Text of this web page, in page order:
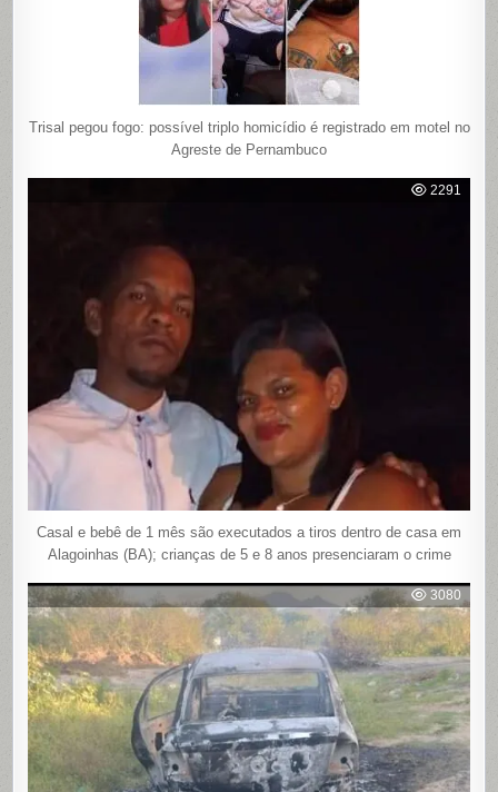
Trisal pegou fogo: possível triplo homicídio é registrado em motel no
Agreste de Pernambuco
2291
Casal e bebê de 1 mês são executados a tiros dentro de casa em
Alagoinhas (BA); crianças de 5 e 8 anos presenciaram o crime
3080